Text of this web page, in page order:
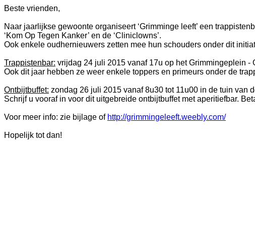
Beste vrienden,
Naar jaarlijkse gewoonte organiseert ‘Grimminge leeft’ een
‘Kom Op Tegen Kanker’ en de ‘Cliniclowns’.
Ook enkele oudhernieuwers zetten mee hun schouders onder dit
Trappistenbar: vrijdag 24 juli 2015 vanaf 17u op het Grimmingeplein -
Ook dit jaar hebben ze weer enkele toppers en primeurs onder de
Ontbijtbuffet: zondag 26 juli 2015 vanaf 8u30 tot 11u00 in de tuin van
Schrijf u vooraf in voor dit uitgebreide ontbijtbuffet met aperitiefbar.
Voor meer info: zie bijlage of http://grimmingeleeft.weebly.com/
Hopelijk tot dan!